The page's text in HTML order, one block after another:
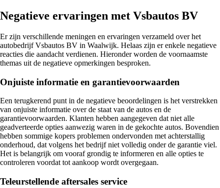
Negatieve ervaringen met Vsbautos BV
Er zijn verschillende meningen en ervaringen verzameld over het
autobedrijf Vsbautos BV in Waalwijk. Helaas zijn er enkele negatieve
reacties die aandacht verdienen. Hieronder worden de voornaamste
themas uit de negatieve opmerkingen besproken.
Onjuiste informatie en garantievoorwaarden
Een terugkerend punt in de negatieve beoordelingen is het verstrekken
van onjuiste informatie over de staat van de autos en de
garantievoorwaarden. Klanten hebben aangegeven dat niet alle
geadverteerde opties aanwezig waren in de gekochte autos. Bovendien
hebben sommige kopers problemen ondervonden met achterstallig
onderhoud, dat volgens het bedrijf niet volledig onder de garantie viel.
Het is belangrijk om vooraf grondig te informeren en alle opties te
controleren voordat tot aankoop wordt overgegaan.
Teleurstellende aftersales service